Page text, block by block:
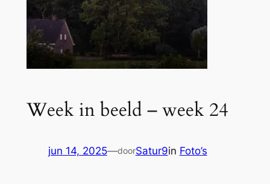
Week in beeld – week 24
jun 14, 2025—doorSatur9in Foto’s